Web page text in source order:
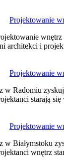
Projektowanie
architekci i
Projektowanie
w Radomiu
starają
Projektowanie
w Białymstoku
wnętrz